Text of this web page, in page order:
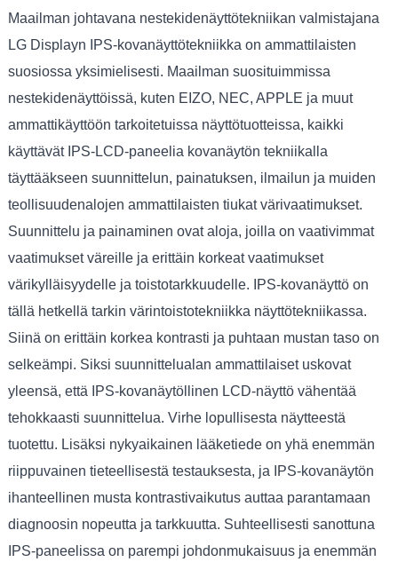
Maailman johtavana nestekidenäyttötekniikan valmistajana
LG Displayn IPS-kovanäyttötekniikka on ammattilaisten
suosiossa yksimielisesti. Maailman suosituimmissa
nestekidenäyttöissä, kuten EIZO, NEC, APPLE ja muut
ammattikäyttöön tarkoitetuissa näyttötuotteissa, kaikki
käyttävät IPS-LCD-paneelia kovanäytön tekniikalla
täyttääkseen suunnittelun, painatuksen, ilmailun ja muiden
teollisuudenalojen ammattilaisten tiukat värivaatimukset.
Suunnittelu ja painaminen ovat aloja, joilla on vaativimmat
vaatimukset väreille ja erittäin korkeat vaatimukset
värikylläisyydelle ja toistotarkkuudelle. IPS-kovanäyttö on
tällä hetkellä tarkin värintoistotekniikka näyttötekniikassa.
Siinä on erittäin korkea kontrasti ja puhtaan mustan taso on
selkeämpi. Siksi suunnittelualan ammattilaiset uskovat
yleensä, että IPS-kovanäytöllinen LCD-näyttö vähentää
tehokkaasti suunnittelua. Virhe lopullisesta näytteestä
tuotettu. Lisäksi nykyaikainen lääketiede on yhä enemmän
riippuvainen tieteellisestä testauksesta, ja IPS-kovanäytön
ihanteellinen musta kontrastivaikutus auttaa parantamaan
diagnoosin nopeutta ja tarkkuutta. Suhteellisesti sanottuna
IPS-paneelissa on parempi johdonmukaisuus ja enemmän